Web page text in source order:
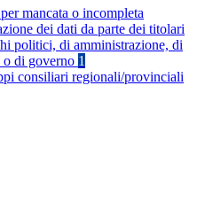
mancata o incompleta
dei dati da parte dei titolari
politici, di amministrazione, di
o di governo 1
consiliari regionali/provinciali